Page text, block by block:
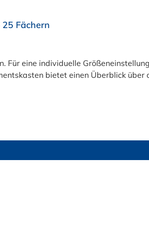
Fächern
Für eine individuelle
bietet einen Überblick über